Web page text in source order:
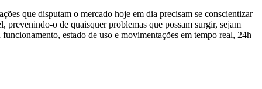
que disputam o mercado hoje em dia precisam se conscientizar
o de quaisquer problemas que possam surgir, sejam
estado de uso e movimentações em tempo real, 24h